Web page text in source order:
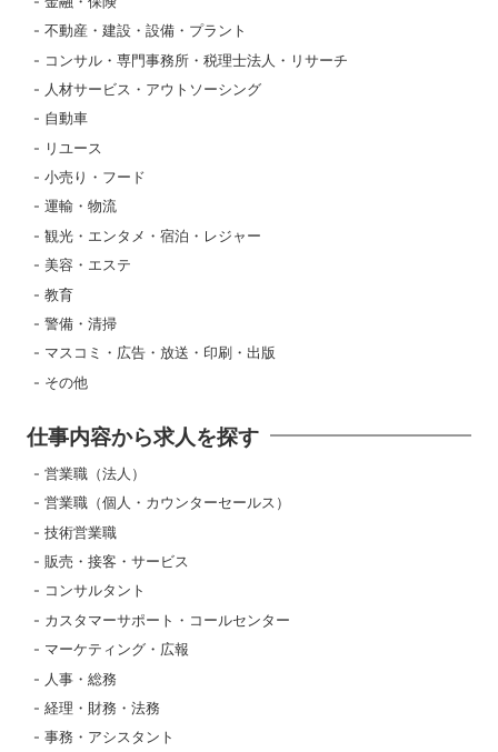
不動産・建設・設備・プラント
コンサル・専門事務所・税理士法人・リサーチ
人材サービス・アウトソーシング
自動車
リユース
小売り・フード
運輸・物流
観光・エンタメ・宿泊・レジャー
美容・エステ
教育
警備・清掃
マスコミ・広告・放送・印刷・出版
その他
仕事内容から求人を探す
営業職（法人）
営業職（個人・カウンターセールス）
技術営業職
販売・接客・サービス
コンサルタント
カスタマーサポート・コールセンター
マーケティング・広報
人事・総務
経理・財務・法務
事務・アシスタント